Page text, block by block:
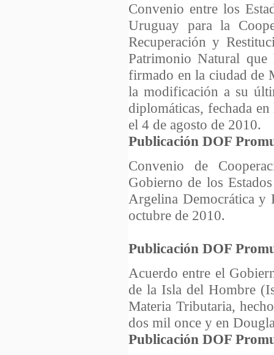
Convenio entre los
Uruguay para la
Recuperación y
Patrimonio Natural
firmado en la ciudad de
la modificación a su
diplomáticas, fechada
el 4 de agosto de 2010.
Publicación DOF
Convenio de
Gobierno de los
Argelina Democrática
octubre de 2010.
Publicación DOF
Acuerdo entre el
de la Isla del Hombre
Materia Tributaria,
dos mil once y en
Publicación DOF